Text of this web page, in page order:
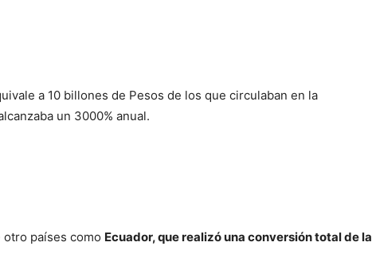
a 10 billones de Pesos de los que circulaban en la
un 3000% anual.
otro países como Ecuador, que realizó una conversión total de la